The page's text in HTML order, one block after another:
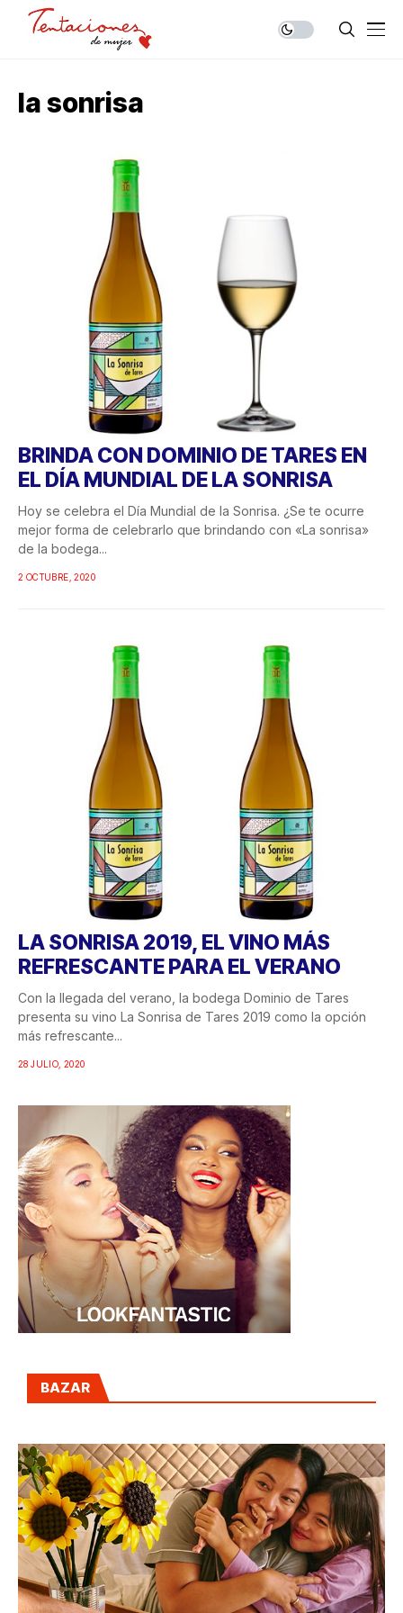
la sonrisa
BRINDA CON DOMINIO DE TARES EN
EL DÍA MUNDIAL DE LA SONRISA
Hoy se celebra el Día Mundial de la Sonrisa. ¿Se te ocurre
mejor forma de celebrarlo que brindando con «La sonrisa»
de la bodega...
2 OCTUBRE, 2020
LA SONRISA 2019, EL VINO MÁS
REFRESCANTE PARA EL VERANO
Con la llegada del verano, la bodega Dominio de Tares
presenta su vino La Sonrisa de Tares 2019 como la opción
más refrescante...
28 JULIO, 2020
BAZAR